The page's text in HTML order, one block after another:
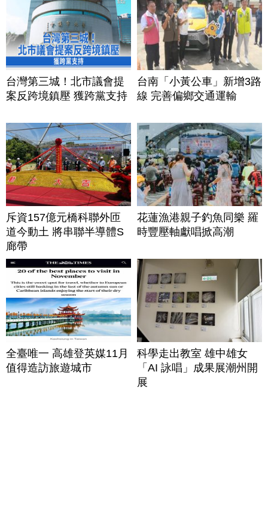
台灣第三城！北市議會提
案反跨境鎮壓 獲跨黨支持
台南「小黃公車」新增3路
線 完善偏鄉交通運輸
斥資157億元橋科聯外匝
道今動土 將串聯半導體S
廊帶
花蓮漁港親子釣魚同樂 羅
時豐壓軸獻唱掀高潮
全臺唯一 高雄登英媒11月
值得造訪旅遊城市
科學走出教室 雄中雄女
「AI 詠唱」成果展潮州開
展